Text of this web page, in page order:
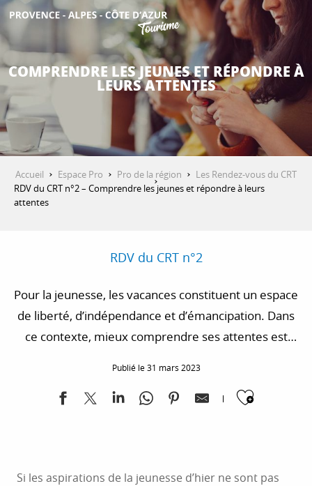
Aller
contenu
principal
DÉCOUVRIR
QUE FAIRE ?
SÉJOURNER
COMPRENDRE LES JEUNES ET RÉPONDRE À
LEURS ATTENTES
Accueil Espace Pro Pro de la région
Les Rendez-vous du CRT
RDV du CRT n°2 – Comprendre les jeunes et répondre à leurs
attentes
RDV du CRT n°2
Pour la jeunesse, les vacances constituent un espace
de liberté, d’indépendance et d’émancipation. Dans
ce contexte, mieux comprendre ses attentes est
Publié le 31 mars 2023
Si les aspirations de la jeunesse d’hier ne sont pas